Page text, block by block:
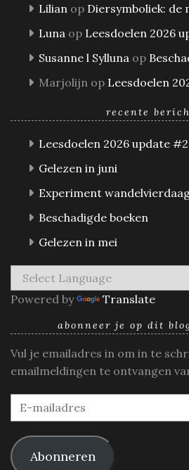
Lilian op Diersymboliek: de
Luna op Leesdoelen 2026
Susanne l Sylluna op
Marjolijn op Leesdoelen
recente
Leesdoelen 2026 update #2
Gelezen in juni
Experiment
Beschadigde boeken
Gelezen in mei
Powered by Translate
abonneer je op dit
Vul je emailadres in om in te
emailmeldingen te ontvangen
E-
mailadres
Abonneren